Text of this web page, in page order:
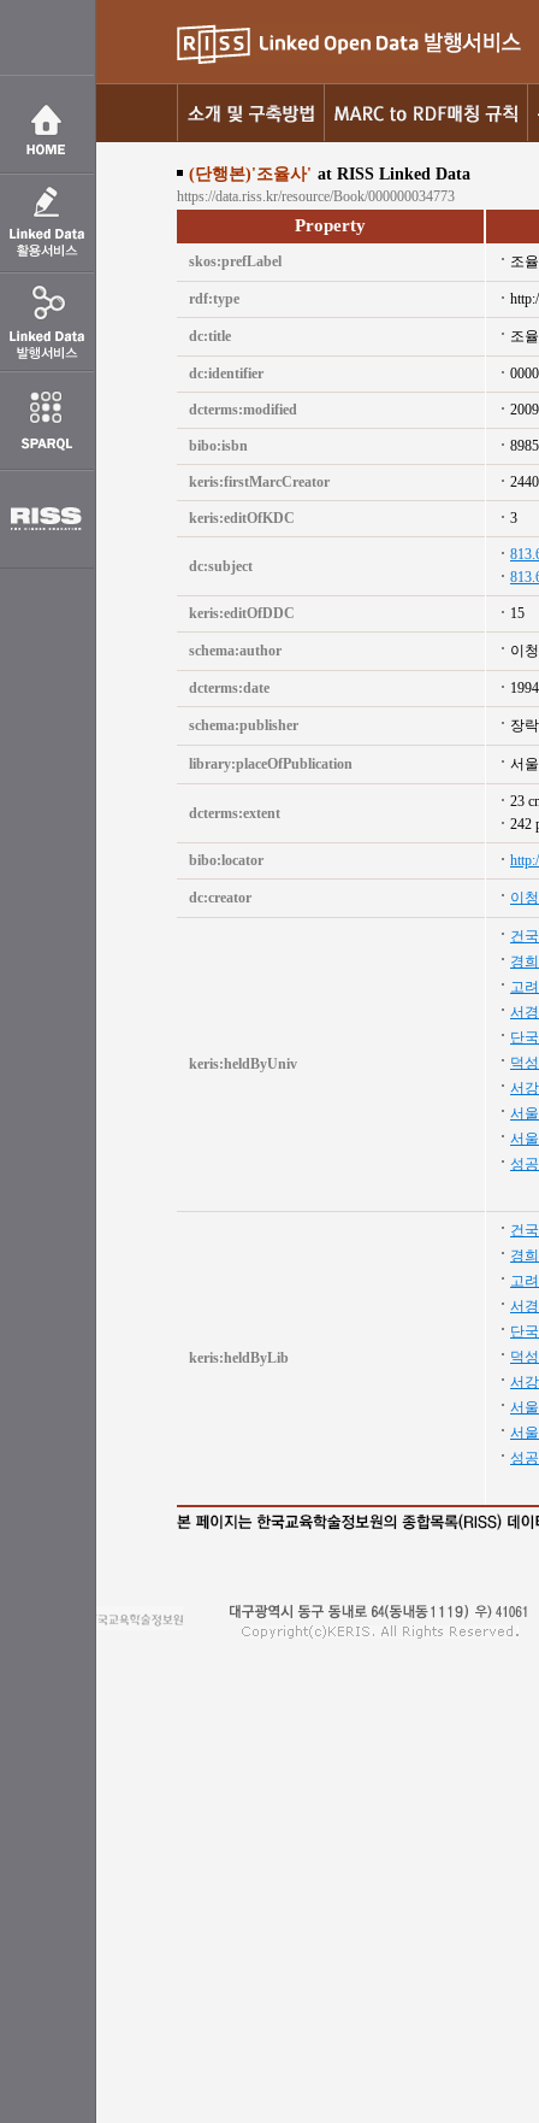
(단행본)'조율사' at RISS Linked Data
https://data.riss.kr/resource/Book/000000034773
Property
skos:prefLabel 조
rdf:type
dc:title 조
dc:identifier
dcterms:modified
bibo:isbn
keris:firstMarcCreator
keris:editOfKDC 3
dc:subject
keris:editOfDDC 15
schema:author 이
dcterms:date 1994
schema:publisher 장락
library:placeOfPublication 서울
dcterms:extent
23
242
bibo:locator
dc:creator 이
keris:heldByUniv
건
경
고
서
단
덕
서
서
서
성
keris:heldByLib
건
경
고
서
단
덕
서
서
서
성